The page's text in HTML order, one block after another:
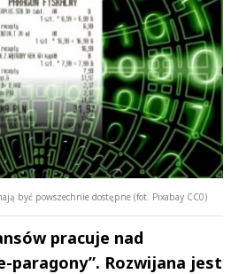
być powszechnie dostępne (fot. Pixabay CC0)
pracuje nad
paragony”. Rozwijana jest